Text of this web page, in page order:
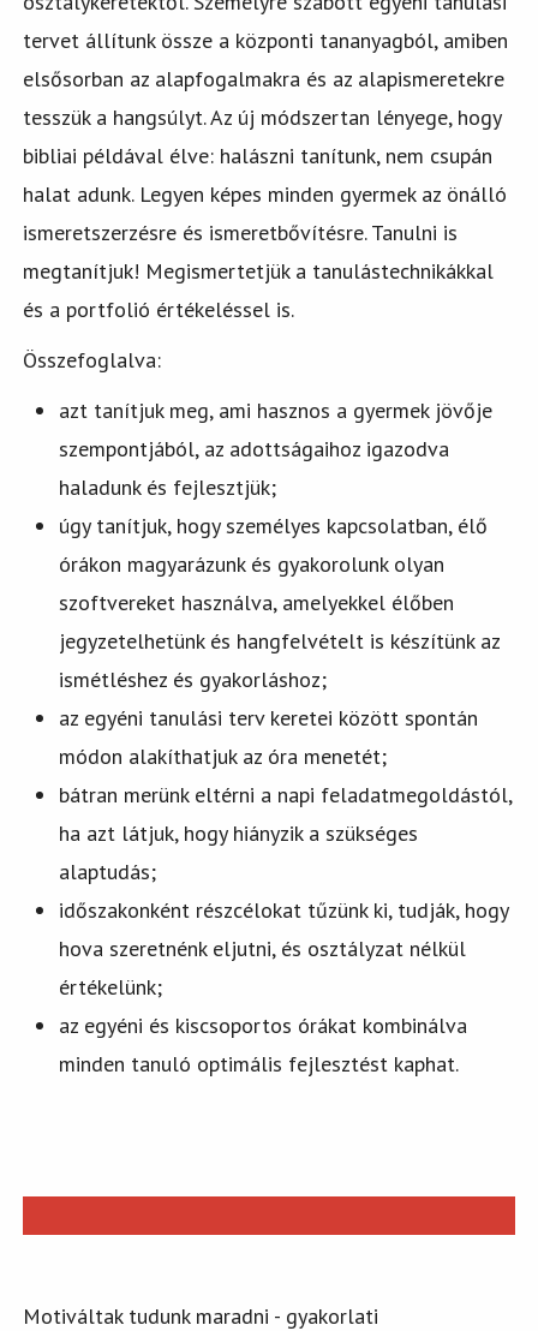
tervet állítunk össze a központi tananyagból, amiben
elsősorban az alapfogalmakra és az alapismeretekre
tesszük a hangsúlyt. Az új módszertan lényege, hogy
bibliai példával élve: halászni tanítunk, nem csupán
halat adunk. Legyen képes minden gyermek az önálló
ismeretszerzésre és ismeretbővítésre. Tanulni is
megtanítjuk! Megismertetjük a tanulástechnikákkal
és a portfolió értékeléssel is.
Összefoglalva:
azt tanítjuk meg, ami hasznos a gyermek jövője
szempontjából, az adottságaihoz igazodva
haladunk és fejlesztjük;
úgy tanítjuk, hogy személyes kapcsolatban, élő
órákon magyarázunk és gyakorolunk olyan
szoftvereket használva, amelyekkel élőben
jegyzetelhetünk és hangfelvételt is készítünk az
ismétléshez és gyakorláshoz;
az egyéni tanulási terv keretei között spontán
módon alakíthatjuk az óra menetét;
bátran merünk eltérni a napi feladatmegoldástól,
ha azt látjuk, hogy hiányzik a szükséges
alaptudás;
időszakonként részcélokat tűzünk ki, tudják, hogy
hova szeretnénk eljutni, és osztályzat nélkül
értékelünk;
az egyéni és kiscsoportos órákat kombinálva
minden tanuló optimális fejlesztést kaphat.
Motiváltak tudunk maradni - gyakorlati